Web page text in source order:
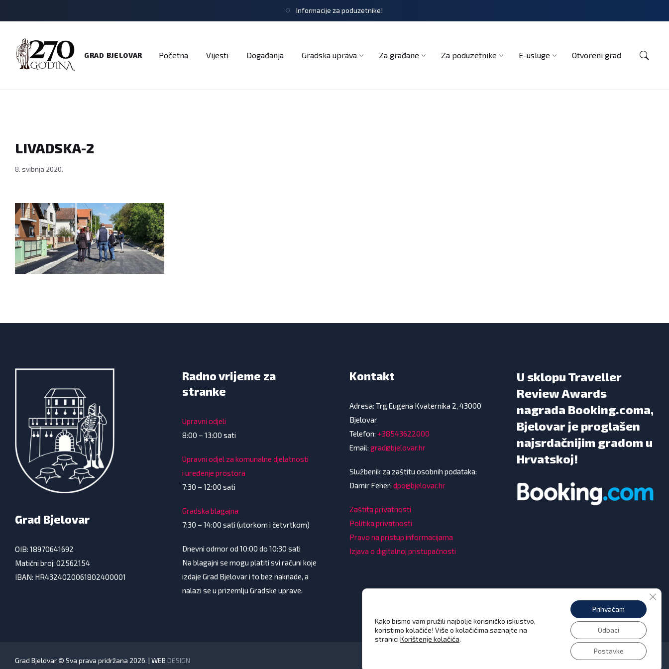
Informacije za poduzetnike!
GRAD BJELOVAR Početna Vijesti Događanja Gradska uprava Za građane Za poduzetnike E-usluge Otvoreni grad
LIVADSKA-2
8. svibnja 2020.
Grad Bjelovar
OIB: 18970641692
Matični broj: 02562154
IBAN: HR4324020061802400001
Radno vrijeme za
stranke
Upravni odjeli
8:00 – 13:00 sati
Upravni odjel za komunalne djelatnosti
i uređenje prostora
7:30 – 12:00 sati
Gradska blagajna
7:30 – 14:00 sati (utorkom i četvrtkom)
Dnevni odmor od 10:00 do 10:30 sati
Na blagajni se mogu platiti svi računi koje
izdaje Grad Bjelovar i to bez naknade, a
nalazi se u prizemlju Gradske uprave.
Kontakt
Adresa: Trg Eugena Kvaternika 2, 43000
Bjelovar
Telefon: +38543622000
Email: grad@bjelovar.hr
Službenik za zaštitu osobnih podataka:
Damir Feher: dpo@bjelovar.hr
Zaštita privatnosti
Politika privatnosti
Pravo na pristup informacijama
Izjava o digitalnoj pristupačnosti
U sklopu Traveller
Review Awards
nagrada Booking.coma,
Bjelovar je proglašen
najsrdačnijim gradom u
Hrvatskoj!
Grad Bjelovar © Sva prava pridržana 2026. | WEB DESIGN
Kako bismo vam pružili najbolje korisničko iskustvo,
koristimo kolačiće! Više o kolačićima saznajte na
stranici Korištenje kolačića.
Prihvaćam
Odbaci
Postavke